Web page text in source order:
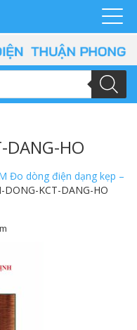
DANG-HO
Đo dòng điện dạng kẹp –
DONG-KCT-DANG-HO